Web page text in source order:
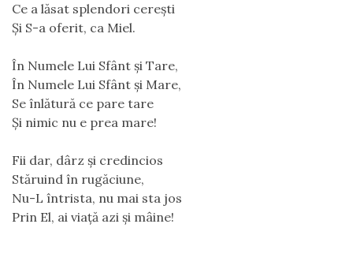
Ce a lăsat splendori cerești
Și S-a oferit, ca Miel.
În Numele Lui Sfânt și Tare,
În Numele Lui Sfânt și Mare,
Se înlătură ce pare tare
Și nimic nu e prea mare!
Fii dar, dârz și credincios
Stăruind în rugăciune,
Nu-L întrista, nu mai sta jos
Prin El, ai viață azi şi mâine!